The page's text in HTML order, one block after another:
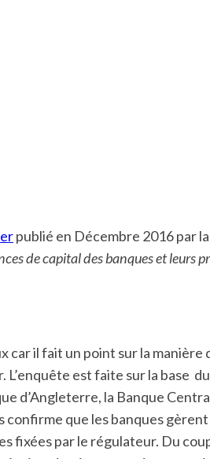
publié en Décembre 2016 par
de capital des banques et leurs
car il fait un point sur la
est faite sur la base
d’Angleterre, la Banque
confirme que les banques
fixées par le régulateur. Du